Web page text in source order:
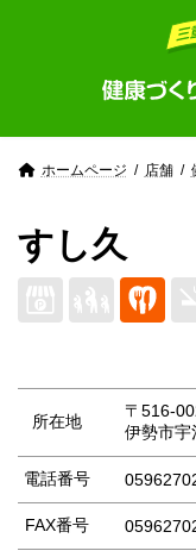
ホームページ 店舗
すし久
所在地
〒516-
伊勢市宇
電話番号
FAX番号